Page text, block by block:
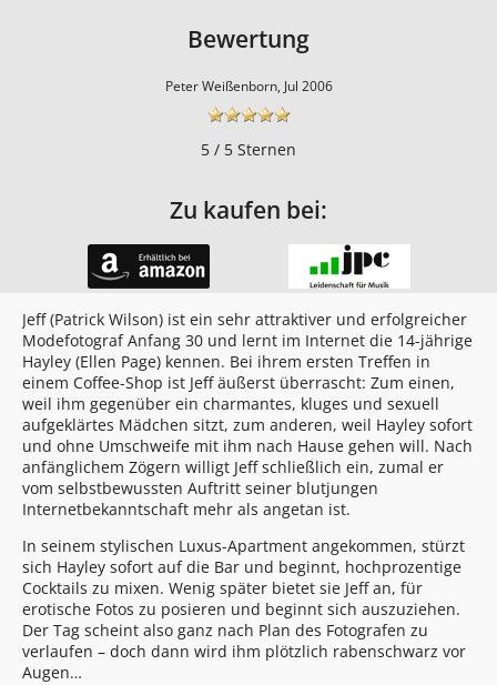
Bewertung
Peter Weißenborn, Jul 2006
5 / 5 Sternen
Zu kaufen bei:
Jeff (Patrick Wilson) ist ein sehr attraktiver und erfolgreicher
Modefotograf Anfang 30 und lernt im Internet die 14-jährige
Hayley (Ellen Page) kennen. Bei ihrem ersten Treffen in
einem Coffee-Shop ist Jeff äußerst überrascht: Zum einen,
weil ihm gegenüber ein charmantes, kluges und sexuell
aufgeklärtes Mädchen sitzt, zum anderen, weil Hayley sofort
und ohne Umschweife mit ihm nach Hause gehen will. Nach
anfänglichem Zögern willigt Jeff schließlich ein, zumal er
vom selbstbewussten Auftritt seiner blutjungen
Internetbekanntschaft mehr als angetan ist.
In seinem stylischen Luxus-Apartment angekommen, stürzt
sich Hayley sofort auf die Bar und beginnt, hochprozentige
Cocktails zu mixen. Wenig später bietet sie Jeff an, für
erotische Fotos zu posieren und beginnt sich auszuziehen.
Der Tag scheint also ganz nach Plan des Fotografen zu
verlaufen – doch dann wird ihm plötzlich rabenschwarz vor
Augen…